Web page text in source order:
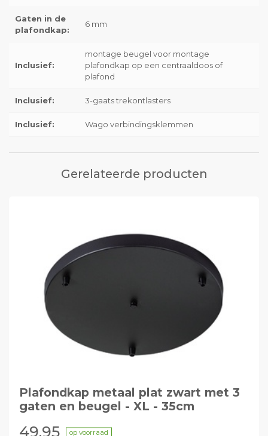
Gaten in de
plafondkap:
6 mm
Inclusief:
montage beugel voor montage
plafondkap op een centraaldoos of
plafond
Inclusief: 3-gaats trekontlasters
Inclusief: Wago verbindingsklemmen
Gerelateerde producten
Plafondkap metaal plat zwart met 3
gaten en beugel - XL - 35cm
49,95 op voorraad